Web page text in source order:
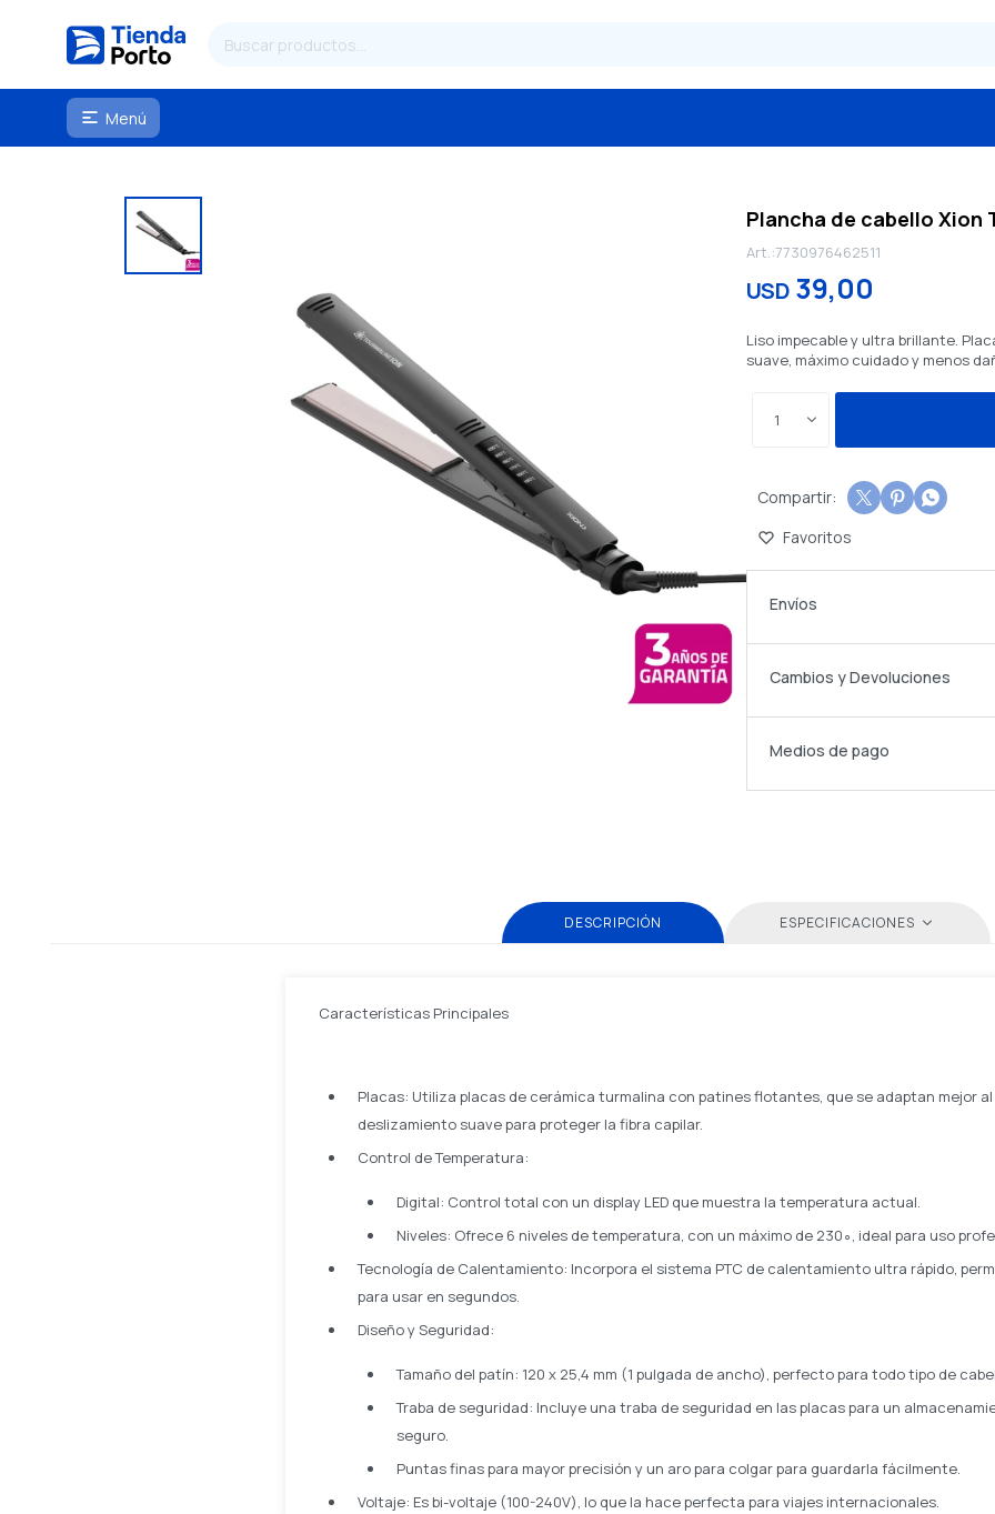
 Menú
Plancha de cabello Xion
7730976462511
USD 39,00
Liso impecable y ultra brillante.
suave, máximo cuidado y menos
1
  
Envíos
Cambios y Devoluciones
Medios de pago
DESCRIPCIÓN ESPECIFICACIONES
Características Principales
Placas: Utiliza placas de cerámica turmalina con patines flotantes, que se adaptan mejor
deslizamiento suave para proteger la fibra capilar.
Control de Temperatura:
Digital: Control total con un display LED que muestra la temperatura actual.
Niveles: Ofrece 6 niveles de temperatura, con un máximo de 230∘, ideal para uso
Tecnología de Calentamiento: Incorpora el sistema PTC de calentamiento ultra rápido,
para usar en segundos.
Diseño y Seguridad:
Tamaño del patín: 120 x 25,4 mm (1 pulgada de ancho), perfecto para todo tipo de
Traba de seguridad: Incluye una traba de seguridad en las placas para un
seguro.
Puntas finas para mayor precisión y un aro para colgar para guardarla fácilmente.
Voltaje: Es bi-voltaje (100-240V), lo que la hace perfecta para viajes internacionales.